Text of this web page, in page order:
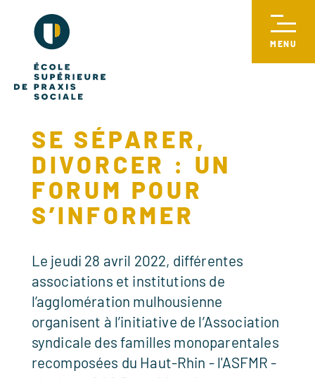
SE SÉPARER,
DIVORCER : UN
FORUM POUR
S’INFORMER
Le jeudi 28 avril 2022, différentes
associations et institutions de
l’agglomération mulhousienne
organisent à l’initiative de l’Association
syndicale des familles monoparentales
recomposées du Haut-Rhin - l'ASFMR -